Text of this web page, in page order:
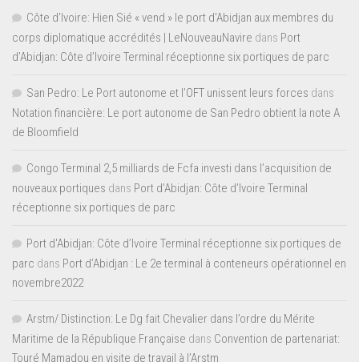
Côte d'Ivoire: Hien Sié « vend » le port d'Abidjan aux membres du
corps diplomatique accrédités | LeNouveauNavire dans Port
d’Abidjan: Côte d’Ivoire Terminal réceptionne six portiques de parc
San Pedro: Le Port autonome et l’OFT unissent leurs forces dans
Notation financière: Le port autonome de San Pedro obtient la note A
de Bloomfield
Congo Terminal 2,5 milliards de Fcfa investi dans l’acquisition de
nouveaux portiques dans Port d’Abidjan: Côte d’Ivoire Terminal
réceptionne six portiques de parc
Port d'Abidjan: Côte d’Ivoire Terminal réceptionne six portiques de
parc dans Port d’Abidjan : Le 2e terminal à conteneurs opérationnel en
novembre2022
Arstm/ Distinction: Le Dg fait Chevalier dans l’ordre du Mérite
Maritime de la République Française dans Convention de partenariat:
Touré Mamadou en visite de travail à l’Arstm